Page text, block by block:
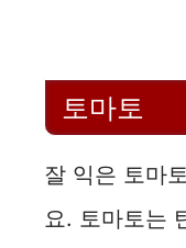
토마토
잘 익은 토마
요. 토마토는